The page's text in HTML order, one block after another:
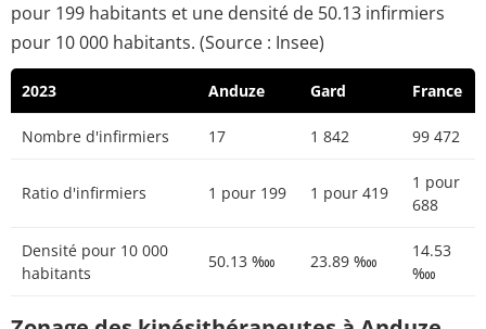
pour 199 habitants et une densité de 50.13 infirmiers
pour 10 000 habitants. (Source : Insee)
2023 Anduze Gard France
Nombre d'infirmiers 17 1 842 99 472
Ratio d'infirmiers 1 pour 199 1 pour 419
1 pour
688
Densité pour 10 000
habitants
50.13 ‱ 23.89 ‱
14.53
‱